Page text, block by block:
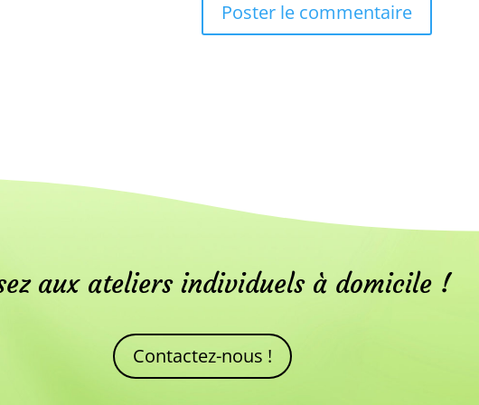
aux ateliers individuels à domicile !
Contactez-nous !